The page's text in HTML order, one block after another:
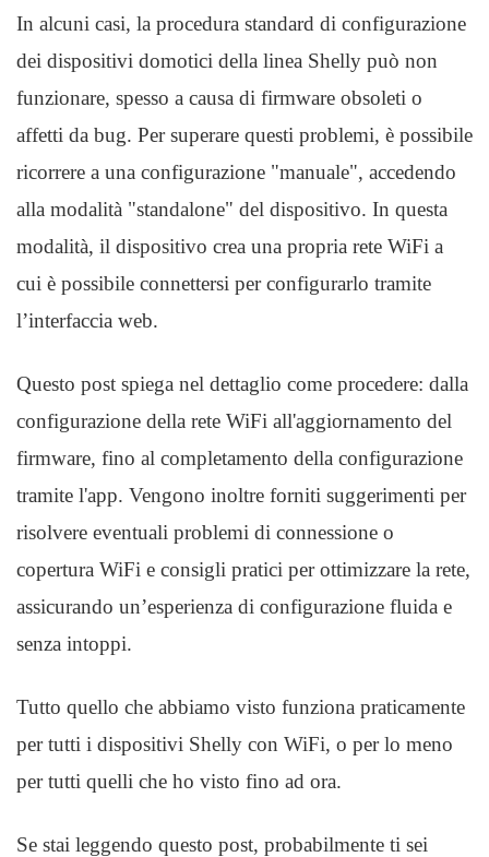
In alcuni casi, la procedura standard di configurazione
dei dispositivi domotici della linea Shelly può non
funzionare, spesso a causa di firmware obsoleti o
affetti da bug. Per superare questi problemi, è possibile
ricorrere a una configurazione "manuale", accedendo
alla modalità "standalone" del dispositivo. In questa
modalità, il dispositivo crea una propria rete WiFi a
cui è possibile connettersi per configurarlo tramite
l’interfaccia web.
Questo post spiega nel dettaglio come procedere: dalla
configurazione della rete WiFi all'aggiornamento del
firmware, fino al completamento della configurazione
tramite l'app. Vengono inoltre forniti suggerimenti per
risolvere eventuali problemi di connessione o
copertura WiFi e consigli pratici per ottimizzare la rete,
assicurando un’esperienza di configurazione fluida e
senza intoppi.
Tutto quello che abbiamo visto funziona praticamente
per tutti i dispositivi Shelly con WiFi, o per lo meno
per tutti quelli che ho visto fino ad ora.
Se stai leggendo questo post, probabilmente ti sei